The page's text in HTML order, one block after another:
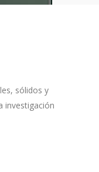
sólidos y
investigación